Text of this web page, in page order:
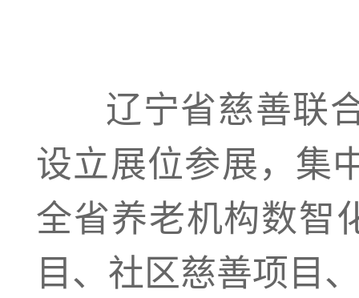
辽宁省慈善联合
设立展位参展，集
全省养老机构数智
目、社区慈善项目